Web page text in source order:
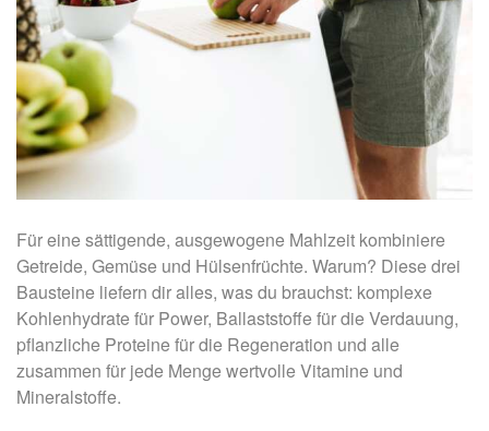
Für eine sättigende, ausgewogene Mahlzeit kombiniere
Getreide, Gemüse und Hülsenfrüchte. Warum? Diese drei
Bausteine liefern dir alles, was du brauchst: komplexe
Kohlenhydrate für Power, Ballaststoffe für die Verdauung,
pflanzliche Proteine für die Regeneration und alle
zusammen für jede Menge wertvolle Vitamine und
Mineralstoffe.